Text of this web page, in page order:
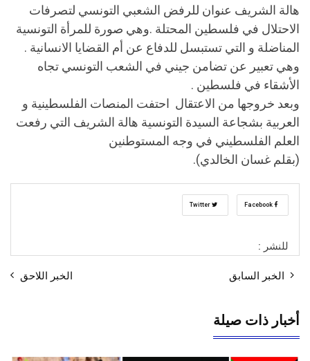
هالة الشريف عنوان للرفض الشعبي التونسي لتصرفات
الاحتلال في فلسطين المحتلة .وهي صورة للمرأة التونسية
المناضلة و التي تستبسل للدفاع عن أم القضايا الانسانية .
وهي تعبير عن تضامن جيني في الشعب التونسي تجاه
الأشقاء في فلسطين .
وبعد خروجها من الاعتقال احتفت المنصات الفلسطينية و
العربية بشجاعة السيدة التونسية هالة الشريف التي رفعت
العلم الفلسطيني في وجه المستوطنين
(بقلم غسان الخالدي).
للنشر :
الخبر السابق الخبر اللاحق
أخبار ذات صيلة